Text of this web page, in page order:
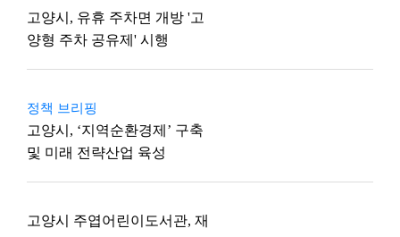
고양시, 유휴 주차면 개방 '고
양형 주차 공유제' 시행
정책 브리핑
고양시, ‘지역순환경제’ 구축
및 미래 전략산업 육성
고양시 주엽어린이도서관, 재